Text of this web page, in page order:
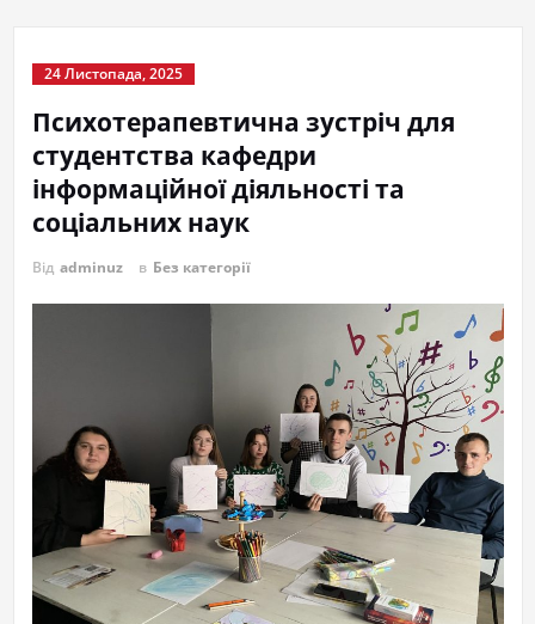
24 Листопада, 2025
Психотерапевтична зустріч для
студентства кафедри
інформаційної діяльності та
соціальних наук
Від adminuz в Без категорії